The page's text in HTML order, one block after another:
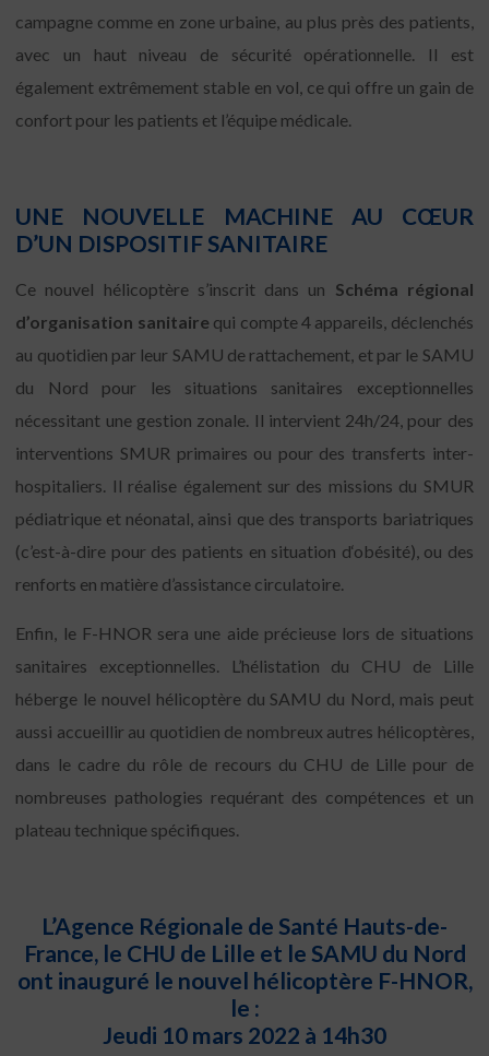
campagne comme en zone urbaine, au plus près des patients,
avec un haut niveau de sécurité opérationnelle. Il est
également extrêmement stable en vol, ce qui offre un gain de
confort pour les patients et l’équipe médicale.
UNE NOUVELLE MACHINE AU CŒUR
D’UN DISPOSITIF SANITAIRE
Ce nouvel hélicoptère s’inscrit dans un Schéma régional
d’organisation sanitaire qui compte 4 appareils, déclenchés
au quotidien par leur SAMU de rattachement, et par le SAMU
du Nord pour les situations sanitaires exceptionnelles
nécessitant une gestion zonale. Il intervient 24h/24, pour des
interventions SMUR primaires ou pour des transferts inter-
hospitaliers. Il réalise également sur des missions du SMUR
pédiatrique et néonatal, ainsi que des transports bariatriques
(c’est-à-dire pour des patients en situation d‘obésité), ou des
renforts en matière d’assistance circulatoire.
Enfin, le F-HNOR sera une aide précieuse lors de situations
sanitaires exceptionnelles. L’hélistation du CHU de Lille
héberge le nouvel hélicoptère du SAMU du Nord, mais peut
aussi accueillir au quotidien de nombreux autres hélicoptères,
dans le cadre du rôle de recours du CHU de Lille pour de
nombreuses pathologies requérant des compétences et un
plateau technique spécifiques.
L’Agence Régionale de Santé Hauts-de-
France, le CHU de Lille et le SAMU du Nord
ont inauguré le nouvel hélicoptère F-HNOR,
le :
Jeudi 10 mars 2022 à 14h30